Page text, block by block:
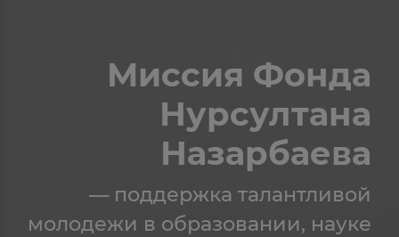
Миссия Фонда
Нурсултана
Назарбаева
— поддержка талантливой
молодежи в образовании, науке